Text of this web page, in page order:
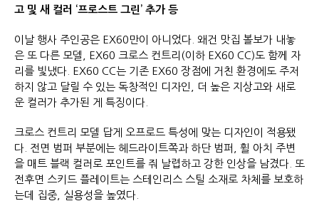
고 및 새 컬러 ‘프로스트 그린’ 추가 등
이날 행사 주인공은 EX60만이 아니었다. 왜건 맛집 볼보가 내놓
은 또 다른 모델, EX60 크로스 컨트리(이하 EX60 CC)도 함께 자
리를 빛냈다. EX60 CC는 기존 EX60 장점에 거친 환경에도 주저
하지 않고 달릴 수 있는 독창적인 디자인, 더 높은 지상고와 새로
운 컬러가 추가된 게 특징이다.
크로스 컨트리 모델 답게 오프로드 특성에 맞는 디자인이 적용됐
다. 전면 범퍼 부분에는 헤드라이트쪽과 하단 범퍼, 휠 아치 주변
을 매트 블랙 컬러로 포인트를 줘 날렵하고 강한 인상을 남겼다. 또
전후면 스키드 플레이트는 스테인리스 스틸 소재로 차체를 보호하
는데 집중, 실용성을 높였다.